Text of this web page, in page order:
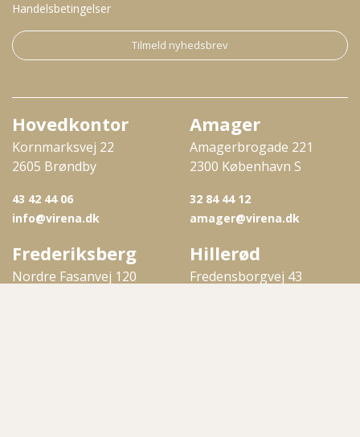
Handelsbetingelser
Tilmeld nyhedsbrev
Hovedkontor
Kornmarksvej 22
2605 Brøndby
43 42 44 06
info@virena.dk
Amager
Amagerbrogade 221
2300 København S
32 84 44 12
amager@virena.dk
Frederiksberg
Nordre Fasanvej 120
Hillerød
Fredensborgvej 43